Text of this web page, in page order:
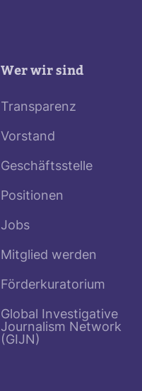
Wer wir sind
Transparenz
Vorstand
Geschäftsstelle
Positionen
Jobs
Mitglied werden
Förderkuratorium
Global Investigative
Journalism Network
(GIJN)